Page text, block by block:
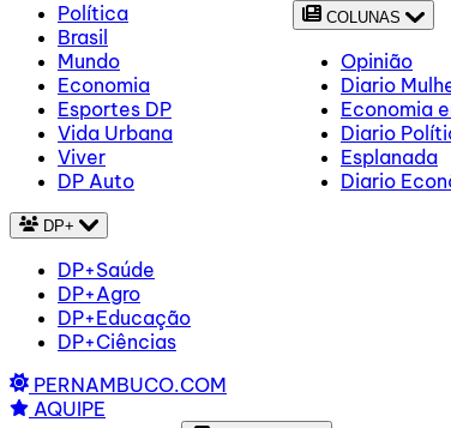
Política
Brasil
Mundo
Economia
Esportes DP
Vida Urbana
Viver
DP Auto
COLUNAS
Opinião
Diario
Economia
Diario
Esplanada
Diario
DP+
DP+Saúde
DP+Agro
DP+Educação
DP+Ciências
PERNAMBUCO.COM
AQUIPE